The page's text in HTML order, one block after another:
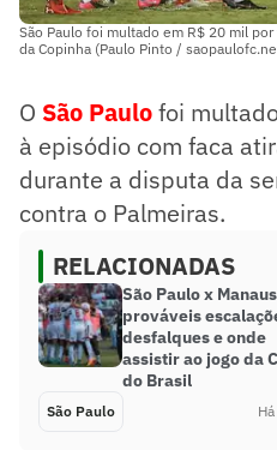
São Paulo foi multado em R$ 20 mil
da Copinha (Paulo Pinto /
O São Paulofoi
à episódio com faca
durante a disputa da
contra o Palmeiras.
RELACIONADAS
São Paulo x
prováveis
desfalques e onde
assistir ao jogo da
do Brasil
São Paulo